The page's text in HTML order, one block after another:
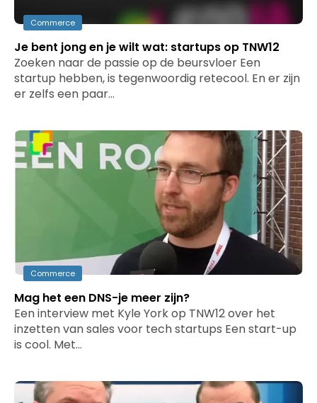
Commerce
Je bent jong en je wilt wat: startups op TNW12
Zoeken naar de passie op de beursvloer Een
startup hebben, is tegenwoordig retecool. En er zijn
er zelfs een paar…
Commerce
Mag het een DNS-je meer zijn?
Een interview met Kyle York op TNW12 over het
inzetten van sales voor tech startups Een start-up
is cool. Met…